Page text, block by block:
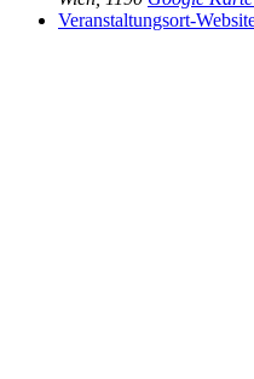
Veranstaltungsort-